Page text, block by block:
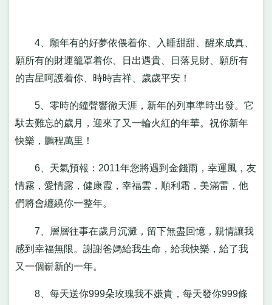
4、願年有的好夢依偎着你、入睡甜甜、醒來成真、
願所有的財運籠罩着你、日出遇貴、日落見財、願所有
的吉星呵護着你、時時吉祥、歲歲平安！
5、零時的鐘聲響徹天涯，新年的列車準時出發。它
馱去難忘的歲月，迎來了又一輪火紅的年華。祝你新年
快樂，鵬程萬里！
6、天氣預報：2011年您將遇到金錢雨，幸運風，友
情霧，愛情露，健康霞，幸福雲，順利霜，美滿雷，他
們將會纏繞你一整年。
7、層層往事在歲月沉澱，留下無盡回憶，親情讓我
感到幸福無限。謝謝爸媽給我生命，給我快樂，給了我
又一個嶄新的一年。
8、每天送你999朵玫瑰我不嫌貴，每天發你999條